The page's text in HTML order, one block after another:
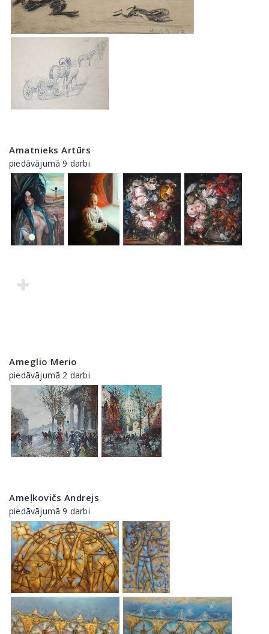
Amatnieks Artūrs
piedāvājumā 9 darbi
Ameglio Merio
piedāvājumā 2 darbi
Ameļkovičs Andrejs
piedāvājumā 9 darbi